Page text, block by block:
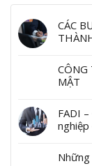
CÁC
CÔNG
MẬT
FADI
Những